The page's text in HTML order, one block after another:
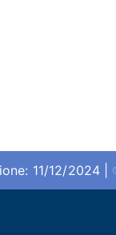
11/12/2024 |